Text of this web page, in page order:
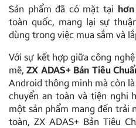
Sản phẩm đã có mặt tại
toàn quốc, mang lại sự
dùng trong việc mua sắm và
Với sự kết hợp giữa công
mẽ,ZX ADAS+ Bản Tiêu
Android thông minh mà còn
chuyển an toàn và tiện nghi
một sản phẩm mang đến trải
toàn, ZX ADAS+ Bản Tiêu